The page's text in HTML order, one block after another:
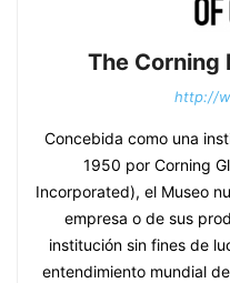
The Corning
http://
Concebida como una
1950 por Corning
Incorporated), el Museo
empresa o de sus
institución sin fines de
entendimiento mundial